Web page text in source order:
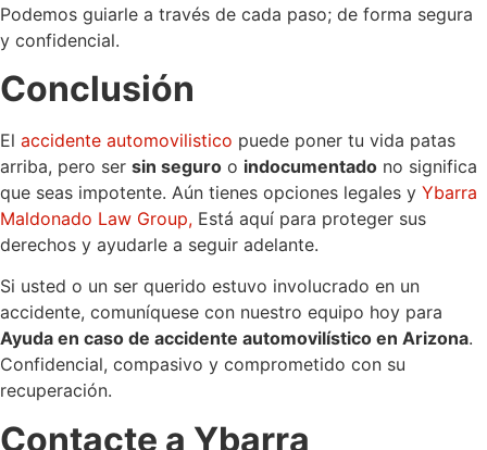
Podemos guiarle a través de cada paso; de forma segura
y confidencial.
Conclusión
El accidente automovilistico puede poner tu vida patas
arriba, pero ser sin seguro o indocumentado no significa
que seas impotente. Aún tienes opciones legales y Ybarra
Maldonado Law Group, Está aquí para proteger sus
derechos y ayudarle a seguir adelante.
Si usted o un ser querido estuvo involucrado en un
accidente, comuníquese con nuestro equipo hoy para
Ayuda en caso de accidente automovilístico en Arizona.
Confidencial, compasivo y comprometido con su
recuperación.
Contacte a Ybarra